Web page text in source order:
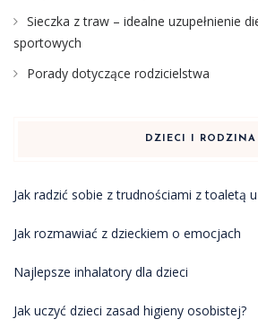
Sieczka z traw – idealne uzupełnienie
sportowych
Porady dotyczące rodzicielstwa
DZIECI I RODZINA
Jak radzić sobie z trudnościami z toaletą
Jak rozmawiać z dzieckiem o emocjach
Najlepsze inhalatory dla dzieci
Jak uczyć dzieci zasad higieny osobistej?